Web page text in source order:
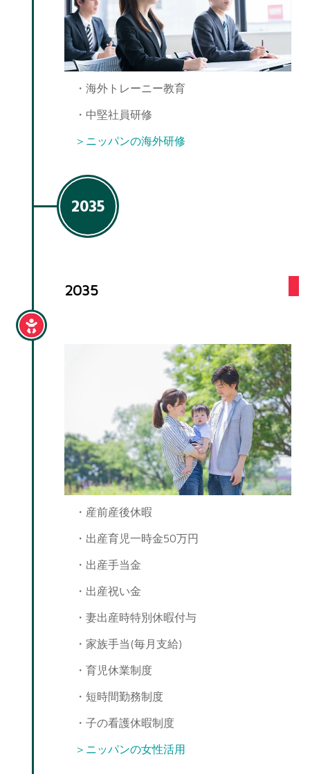
・海外トレーニー教育
・中堅社員研修
＞ニッパンの海外研修
2035
2035
・産前産後休暇
・出産育児一時金50万円
・出産手当金
・出産祝い金
・妻出産時特別休暇付与
・家族手当(毎月支給)
・育児休業制度
・短時間勤務制度
・子の看護休暇制度
＞ニッパンの女性活用